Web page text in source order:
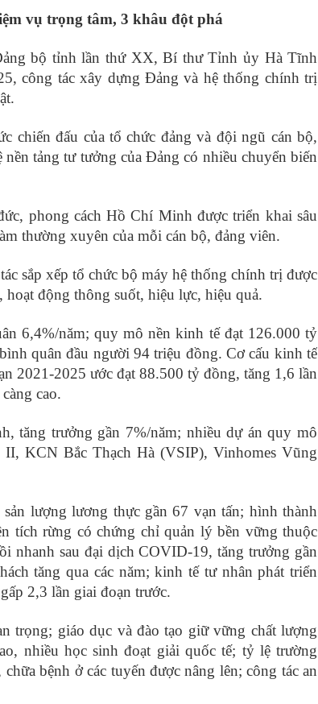
vụ trọng tâm, 3 khâu đột phá
bộ tỉnh lần thứ XX, Bí thư Tỉnh ủy Hà Tĩnh
công tác xây dựng Đảng và hệ thống chính trị
chiến đấu của tổ chức đảng và đội ngũ cán bộ,
tảng tư tưởng của Đảng có nhiều chuyển biến
phong cách Hồ Chí Minh được triển khai sâu
thường xuyên của mỗi cán bộ, đảng viên.
sắp xếp tổ chức bộ máy hệ thống chính trị được
động thông suốt, hiệu lực, hiệu quả.
6,4%/năm; quy mô nền kinh tế đạt 126.000 tỷ
quân đầu người 94 triệu đồng. Cơ cấu kinh tế
2021-2025 ước đạt 88.500 tỷ đồng, tăng 1,6 lần
cao.
tăng trưởng gần 7%/năm; nhiều dự án quy mô
KCN Bắc Thạch Hà (VSIP), Vinhomes Vũng
lượng lương thực gần 67 vạn tấn; hình thành
tích rừng có chứng chỉ quản lý bền vững thuộc
nhanh sau đại dịch COVID-19, tăng trưởng gần
tăng qua các năm; kinh tế tư nhân phát triển
2,3 lần giai đoạn trước.
trọng; giáo dục và đào tạo giữ vững chất lượng
nhiều học sinh đoạt giải quốc tế; tỷ lệ trường
bệnh ở các tuyến được nâng lên; công tác an